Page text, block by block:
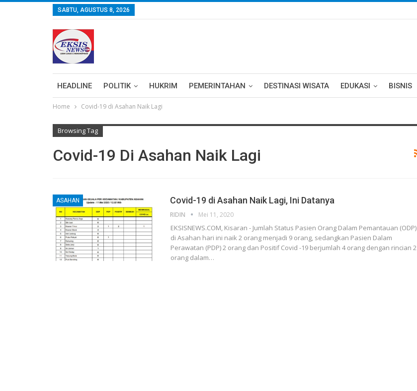
SABTU, AGUSTUS 8, 2026
HEADLINE POLITIK HUKRIM PEMERINTAHAN DESTINASI WISATA EDUKASI BISNIS
Home Covid-19 di Asahan Naik Lagi
Browsing Tag
Covid-19 Di Asahan Naik Lagi
ASAHAN Covid-19 di Asahan Naik Lagi, Ini Datanya
RIDIN Mei 11, 2020
EKSISNEWS.COM, Kisaran - Jumlah Status Pasien Orang Dalam Pemantauan (ODP)
di Asahan hari ini naik 2 orang menjadi 9 orang, sedangkan Pasien Dalam
Perawatan (PDP) 2 orang dan Positif Covid -19 berjumlah 4 orang dengan rincian 2
orang dalam…